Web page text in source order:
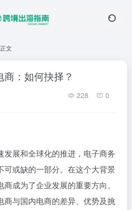
正文
：如何抉择？
228 0
发展和全球化的推进，电子商务
可或缺的一部分。在这个大背景
成为了企业发展的重要方向。
商与国内电商的差异、优势及挑